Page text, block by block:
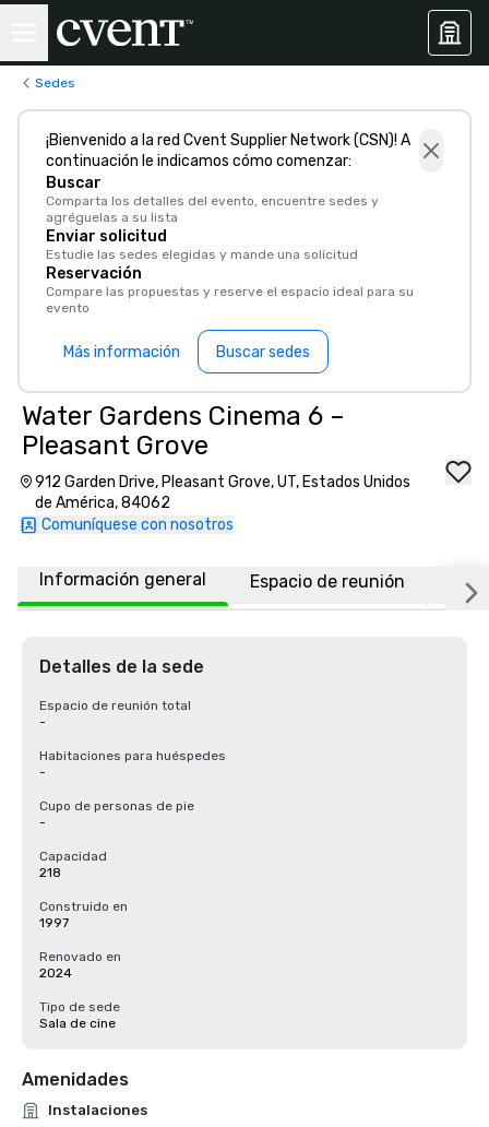
Sedes
¡Bienvenido a la red Cvent Supplier Network (CSN)! A
continuación le indicamos cómo comenzar:
Buscar
Comparta los detalles del evento, encuentre sedes y
agréguelas a su lista
Enviar solicitud
Estudie las sedes elegidas y mande una solicitud
Reservación
Compare las propuestas y reserve el espacio ideal para su
evento
Más información Buscar sedes
Water Gardens Cinema 6 –
Pleasant Grove
912 Garden Drive, Pleasant Grove, UT, Estados Unidos
de América, 84062
Comuníquese con nosotros
Información general Espacio de reunión
Detalles de la sede
Espacio de reunión total
-
Habitaciones para huéspedes
-
Cupo de personas de pie
-
Capacidad
218
Construido en
1997
Renovado en
2024
Tipo de sede
Sala de cine
Amenidades
Instalaciones